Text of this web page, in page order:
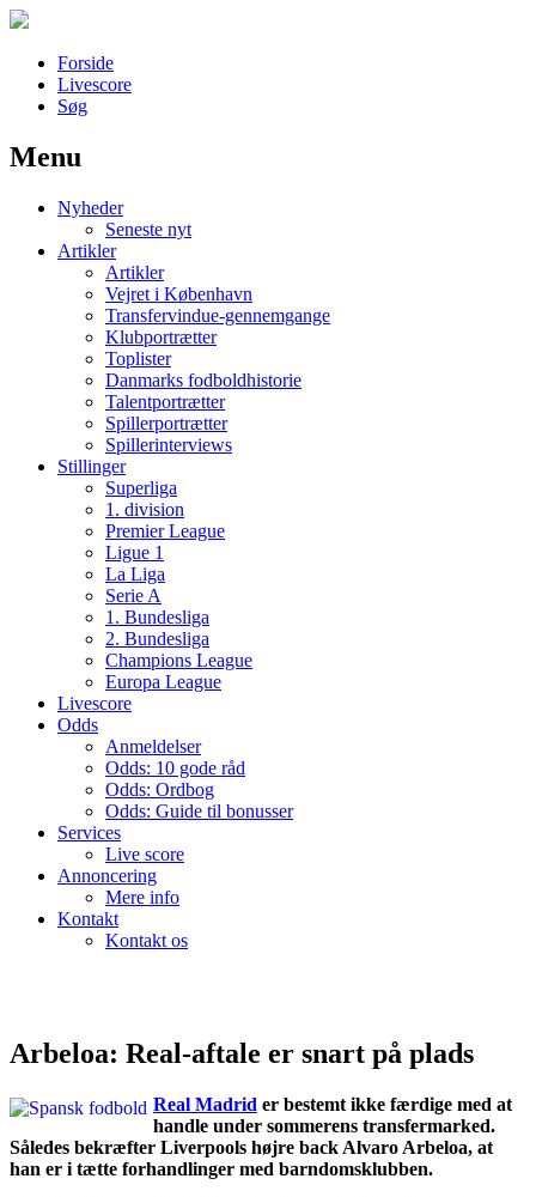
Forside
Livescore
Søg
Наши партнеры
лучшие займы
Menu
Nyheder
Seneste nyt
Artikler
Artikler
Vejret i København
Transfervindue-gennemgange
Klubportrætter
Toplister
Danmarks fodboldhistorie
Talentportrætter
Spillerportrætter
Spillerinterviews
Stillinger
Superliga
1. division
Premier League
Ligue 1
La Liga
Serie A
1. Bundesliga
2. Bundesliga
Champions League
Europa League
Livescore
Odds
Anmeldelser
Odds: 10 gode råd
Odds: Ordbog
Odds: Guide til bonusser
Services
Live score
Annoncering
Mere info
Kontakt
Kontakt os
Arbeloa: Real-aftale er snart på plads
Real Madrid er bestemt ikke færdige med at
handle under sommerens transfermarked.
Således bekræfter Liverpools højre back Alvaro Arbeloa, at
han er i tætte forhandlinger med barndomsklubben.